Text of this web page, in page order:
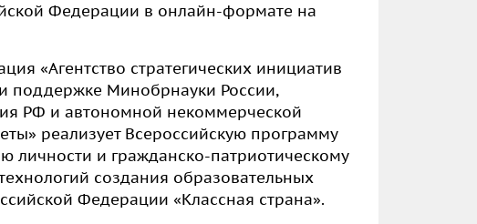
Федерации в онлайн-формате на
«Агентство стратегических инициатив
поддержке Минобрнауки России,
РФ и автономной некоммерческой
реализует Всероссийскую программу
и гражданско-патриотическому
создания образовательных
Федерации «Классная страна».